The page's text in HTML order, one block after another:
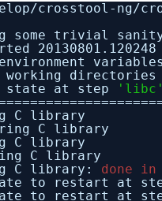
crosstool-ng/
some trivial sanity
20130801.120248
variables
working directories
state at step
'libc'
C library
C library
C library
C library
C library: done in
to restart at
to restart at